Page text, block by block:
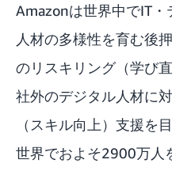
Amazonは世界中でIT
人材の多様性を育む後
のリスキリング（学び
社外のデジタル人材に
（スキル向上）支援を
世界でおよそ2900万人